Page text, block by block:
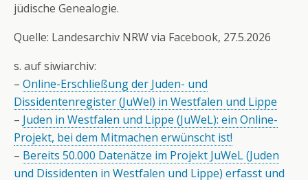
jüdische Genealogie.
Quelle: Landesarchiv NRW via Facebook, 27.5.2026
s. auf siwiarchiv:
– Online-Erschließung der Juden- und
Dissidentenregister (JuWel) in Westfalen und Lippe
– Juden in Westfalen und Lippe (JuWeL): ein Online-
Projekt, bei dem Mitmachen erwünscht ist!
– Bereits 50.000 Datenätze im Projekt JuWeL (Juden
und Dissidenten in Westfalen und Lippe) erfasst und